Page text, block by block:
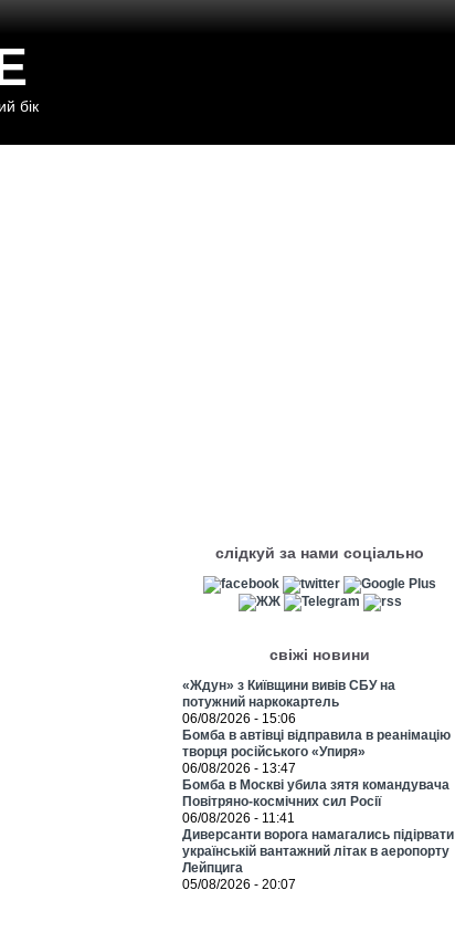
бік
слідкуй за нами соціально
свіжі новини
«Ждун» з Київщини вивів СБУ на
потужний наркокартель
06/08/2026 - 15:06
Бомба в автівці відправила в реанімацію
творця російського «Упиря»
06/08/2026 - 13:47
Бомба в Москві убила зятя командувача
Повітряно-космічних сил Росії
06/08/2026 - 11:41
Диверсанти ворога намагались підірвати
українській вантажний літак в аеропорту
Лейпцига
05/08/2026 - 20:07